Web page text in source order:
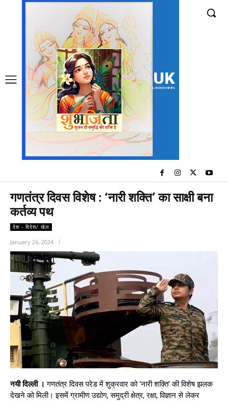
UK
LONDON NEWS
गणतंत्र दिवस विशेष : ‘नारी शक्ति’ का साक्षी बना
कर्तव्य पथ
देश - विदेश/ खेल
January 26, 2024
नयी दिल्ली । गणतंत्र दिवस परेड में शुक्रवार को ‘नारी शक्ति’ की विशेष झलक
देखने को मिली। इसमें ग्रामीण उद्योग, समुद्री क्षेत्र, रक्षा, विज्ञान से लेकर